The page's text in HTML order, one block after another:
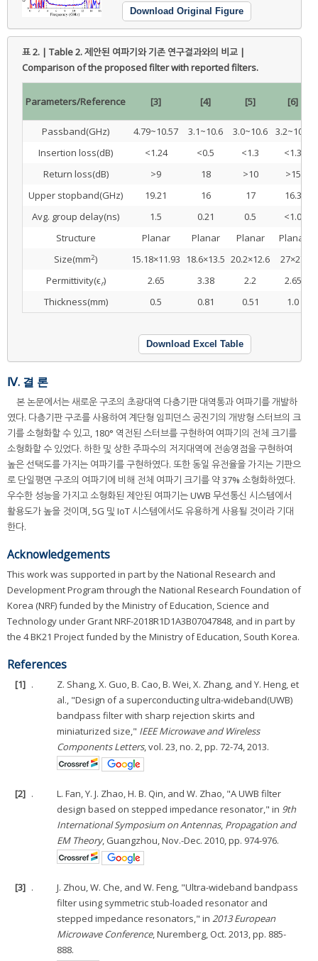
Download Original Figure
표 2. | Table 2.제안된 여파기와 기존 연구결과와의 비교 |
Comparison of the proposed filter with reported filters.
Parameters/Reference [3] [4] [5] [6]
Passband(GHz) 4.79~10.57 3.1~10.6 3.0~10.6
3.2~10.8
Insertion loss(dB)
<1.24 <0.5 <1.3
<1.3
Return loss(dB)
>9 18 >10
>15
Upper stopband(GHz)
19.21 16 17
16.3
Avg. group delay(ns)
1.5 0.21 0.5
<1.0
Structure
Planar Planar Planar
Planar
Size(mm2) 15.18×11.93 18.6×13.5 20.2×12.6 27×27
Permittivity(ϵr) 2.65 3.38 2.2
2.65
Thickness(mm)
0.5 0.81 0.51 1.0
Download Excel Table
Ⅳ. 결 론
본 논문에서는 새로운 구조의 초광대역 다층기판 대역통과 여파기를 개발하
였다. 다층기판 구조를 사용하여 계단형 임피던스 공진기의 개방형 스터브의 크
기를 소형화할 수 있고, 180° 역전된 스터브를 구현하여 여파기의 전체 크기를
소형화할 수 있었다. 하한 및 상한 주파수의 저지대역에 전송영점을 구현하여
높은 선택도를 가지는 여파기를 구현하였다. 또한 동일 유전율을 가지는 기판으
로 단일평면 구조의 여파기에 비해 전체 여파기 크기를 약 37% 소형화하였다.
우수한 성능을 가지고 소형화된 제안된 여파기는 UWB 무선통신 시스템에서
활용도가 높을 것이며, 5G 및 IoT 시스템에서도 유용하게 사용될 것이라 기대
한다.
Acknowledgements
This work was supported in part by the National Research and
Development Program through the National Research Foundation of
Korea (NRF) funded by the Ministry of Education, Science and
Technology under Grant NRF-2018R1D1A3B07047848, and in part by
the 4 BK21 Project funded by the Ministry of Education, South Korea.
References
[1] .
Z. Shang, X. Guo, B. Cao, B. Wei, X. Zhang, and Y. Heng, et
al., "Design of a superconducting ultra-wideband(UWB)
bandpass filter with sharp rejection skirts and
miniaturized size," IEEE Microwave and Wireless
Components Letters, vol. 23, no. 2, pp. 72-74, 2013.
[2] .
L. Fan, Y. J. Zhao, H. B. Qin, and W. Zhao, "A UWB filter
design based on stepped impedance resonator," in 9th
International Symposium on Antennas, Propagation and
EM Theory, Guangzhou, Nov.-Dec. 2010, pp. 974-976.
[3] .
J. Zhou, W. Che, and W. Feng, "Ultra-wideband bandpass
filter using symmetric stub-loaded resonator and
stepped impedance resonators," in2013 European
Microwave Conference, Nuremberg, Oct. 2013, pp. 885-
888.